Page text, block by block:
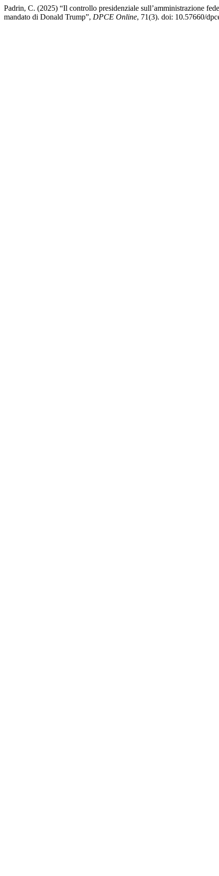
Padrin, C. (2025) “Il controllo presidenziale sull’amministrazione
mandato di Donald Trump”, DPCE Online, 71(3). doi: 10.57660/